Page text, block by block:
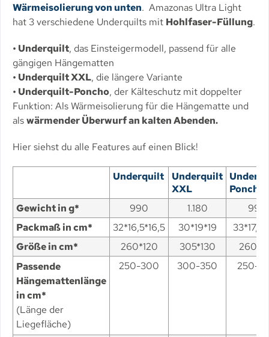
Wärmeisolierung von unten. Amazonas Ultra Light
hat 3 verschiedene Underquilts mit Hohlfaser-Füllung.
• Underquilt, das Einsteigermodell, passend für alle
gängigen Hängematten
• Underquilt XXL, die längere Variante
• Underquilt-Poncho, der Kälteschutz mit doppelter
Funktion: Als Wärmeisolierung für die Hängematte und
alswärmender Überwurf an kalten Abenden.
Hier siehst du alle Features auf einen Blick!
Underquilt
Underquilt
XXL
Poncho
Gewicht in g*
990 1.180
990
Packmaß in cm*
32*16,5*16,5 30*19*19
Größe in cm*
260*120 305*130
Passende
Hängemattenlänge
in cm*
(Länge der
Liegefläche)
250-300 300-350 250-